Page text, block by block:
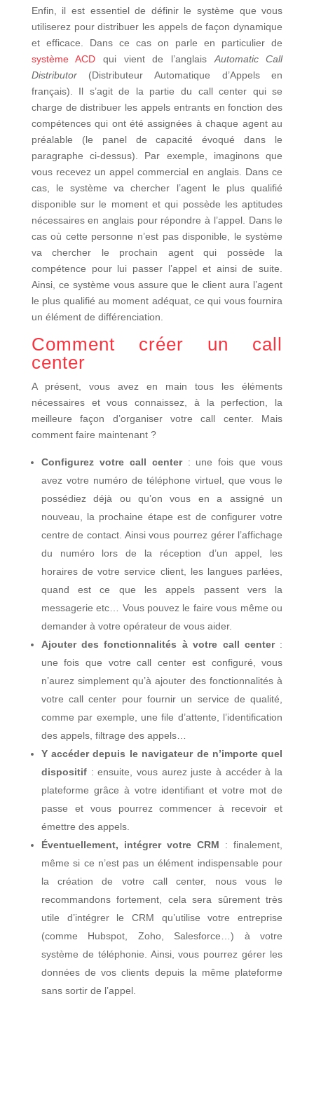
Enfin, il est essentiel de définir le système que vous
utiliserez pour distribuer les appels de façon dynamique
et efficace. Dans ce cas on parle en particulier de
système ACD qui vient de l’anglaisAutomatic Call
Distributor (Distributeur Automatique d’Appels en
français). Il s’agit de la partie du call center qui se
charge de distribuer les appels entrants en fonction des
compétences qui ont été assignées à chaque agent au
préalable (le panel de capacité évoqué dans le
paragraphe ci-dessus). Par exemple, imaginons que
vous recevez un appel commercial en anglais. Dans ce
cas, le système va chercher l’agent le plus qualifié
disponible sur le moment et qui possède les aptitudes
nécessaires en anglais pour répondre à l’appel. Dans le
cas où cette personne n’est pas disponible, le système
va chercher le prochain agent qui possède la
compétence pour lui passer l’appel et ainsi de suite.
Ainsi, ce système vous assure que le client aura l’agent
le plus qualifié au moment adéquat, ce qui vous fournira
un élément de différenciation.
Comment créer un call
center
A présent, vous avez en main tous les éléments
nécessaires et vous connaissez, à la perfection, la
meilleure façon d’organiser votre call center. Mais
comment faire maintenant ?
Configurez votre call center : une fois que vous
avez votre numéro de téléphone virtuel, que vous le
possédiez déjà ou qu’on vous en a assigné un
nouveau, la prochaine étape est de configurer votre
centre de contact. Ainsi vous pourrez gérer l’affichage
du numéro lors de la réception d’un appel, les
horaires de votre service client, les langues parlées,
quand est ce que les appels passent vers la
messagerie etc… Vous pouvez le faire vous même ou
demander à votre opérateur de vous aider.
Ajouter des fonctionnalités à votre call center :
une fois que votre call center est configuré, vous
n’aurez simplement qu’à ajouter des fonctionnalités à
votre call center pour fournir un service de qualité,
comme par exemple, une file d’attente, l’identification
des appels, filtrage des appels…
Y accéder depuis le navigateur de n’importe quel
dispositif : ensuite, vous aurez juste à accéder à la
plateforme grâce à votre identifiant et votre mot de
passe et vous pourrez commencer à recevoir et
émettre des appels.
Éventuellement, intégrer votre CRM : finalement,
même si ce n’est pas un élément indispensable pour
la création de votre call center, nous vous le
recommandons fortement, cela sera sûrement très
utile d’intégrer le CRM qu’utilise votre entreprise
(comme Hubspot, Zoho, Salesforce…) à votre
système de téléphonie. Ainsi, vous pourrez gérer les
données de vos clients depuis la même plateforme
sans sortir de l’appel.